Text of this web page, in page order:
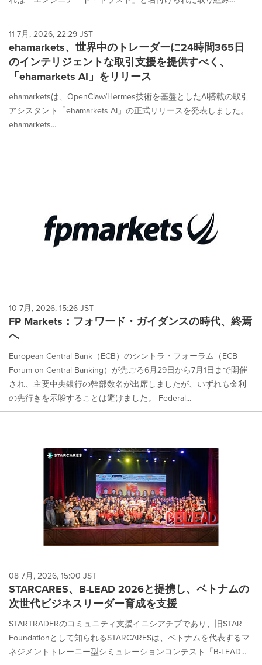
11 7月, 2026, 22:29 JST
ehamarkets、世界中のトレーダーに24時間365日
のインテリジェントな取引支援を提供すべく、
「ehamarkets AI」をリリース
ehamarketsは、OpenClaw/Hermes技術を基盤としたAI搭載の取引
アシスタント「ehamarkets AI」の正式リリースを発表しました。
ehamarkets...
10 7月, 2026, 15:26 JST
FP Markets：フォワード・ガイダンスの時代、終焉
へ
European Central Bank（ECB）のシントラ・フォーラム（ECB
Forum on Central Banking）が先ごろ6月29日から7月1日まで開催
され、主要中央銀行の幹部数名が出席しましたが、いずれも金利
の先行きを示唆することは避けました。 Federal...
08 7月, 2026, 15:00 JST
STARCARES、B-LEAD 2026と提携し、ベトナムの
次世代ビジネスリーダー育成を支援
STARTRADERのコミュニティ支援イニシアチブであり、旧STAR
Foundationとして知られるSTARCARESは、ベトナムを代表するマ
ネジメントトレーニー型シミュレーションコンテスト「B-LEAD...